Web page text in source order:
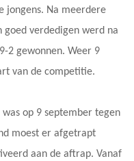
jongens. Na meerdere
goed verdedigen werd na
2 gewonnen. Weer 9
van de competitie.
op 9 september tegen
moest er afgetrapt
aan de aftrap. Vanaf